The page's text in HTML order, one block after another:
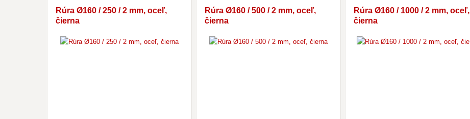
Rúra Ø160 / 250 / 2 mm, oceľ,
čierna
Rúra Ø160 / 500 / 2 mm, oceľ,
čierna
Rúra Ø160 / 1000 / 2 mm, oceľ,
čierna